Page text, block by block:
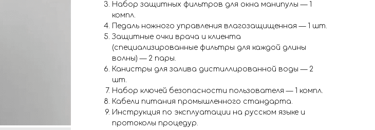
Набор защитных фильтров для окна манипулы — 1
компл.
Педаль ножного управления влагозащищенная — 1 шт.
Защитные очки врача и клиента
(специализированные фильтры для каждой длины
волны) — 2 пары.
Канистры для залива дистиллированной воды — 2
шт.
Набор ключей безопасности пользователя — 1 компл.
Кабели питания промышленного стандарта.
Инструкция по эксплуатации на русском языке и
протоколы процедур.